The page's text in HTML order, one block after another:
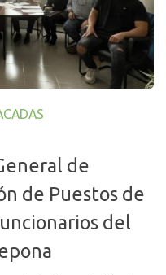
de
de Puestos de
del